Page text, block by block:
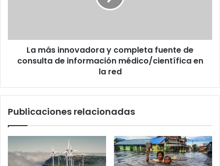
de
información
médico/científica
red
La más innovadora y completa fuente de
consulta de información médico/científica en
la red
Publicaciones relacionadas